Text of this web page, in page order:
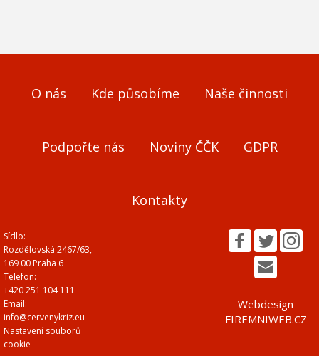
O nás Kde působíme Naše činnosti
Podpořte nás Noviny ČČK GDPR
Kontakty
Sídlo:
Rozdělovská 2467/63,
169 00 Praha 6
Telefon:
+420 251 104 111
Email:
info@cervenykriz.eu
Nastavení souborů
cookie
Webdesign
FIREMNIWEB.CZ